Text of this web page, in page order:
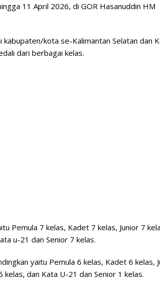
11 April 2026, di GOR Hasanuddin HM
kota se-Kalimantan Selatan dan
dari berbagai kelas.
Pemula 7 kelas, Kadet 7 kelas, Junior 7
u-21 dan Senior 7 kelas.
yaitu Pemula 6 kelas, Kadet 6 kelas,
dan Kata U-21 dan Senior 1 kelas.